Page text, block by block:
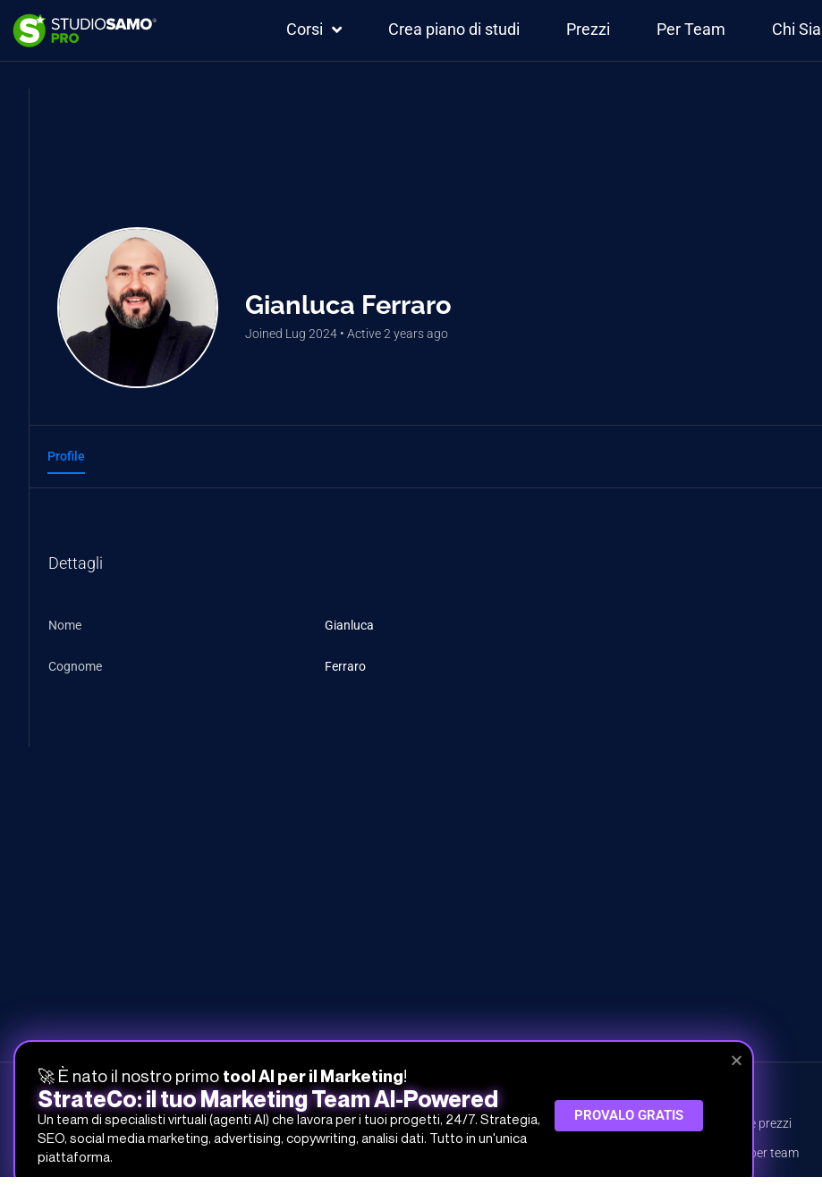
Corsi Crea piano di studi Prezzi Per Team Chi
Gianluca Ferraro
Joined Lug 2024 • Active 2 years ago
Profile
Dettagli
Nome Gianluca
Cognome Ferraro
051-268-212
info@studiosamo.it
CORSI
Tutti i corsi Piani e prezzi
Piani per team
🚀 È nato il nostro primo tool AI per il Marketing!
StrateCo: il tuo Marketing Team AI-Powered
Un team di specialisti virtuali (agenti AI) che lavora per i tuoi progetti, 24/7. Strategia,
SEO, social media marketing, advertising, copywriting, analisi dati. Tutto in un'unica
piattaforma.
PROVALO GRATIS